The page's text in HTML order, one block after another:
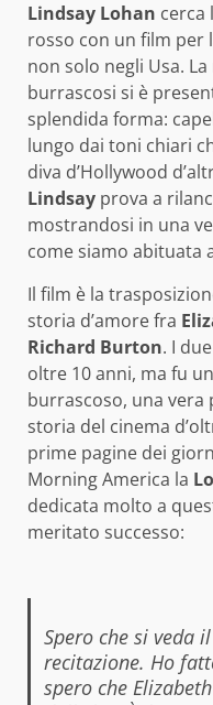
Lindsay Lohan cerca
rosso con un film per
non solo negli Usa.
burrascosi si è
splendida forma:
lungo dai toni chiari
diva d’Hollywood
Lindsay prova a
mostrandosi in una
come siamo abituata
Il film è la
storia d’amore fra
Richard Burton. I
oltre 10 anni, ma fu
burrascoso, una vera
storia del cinema
prime pagine dei
Morning America la
dedicata molto a
meritato successo:
Spero che si veda
recitazione. Ho
spero che